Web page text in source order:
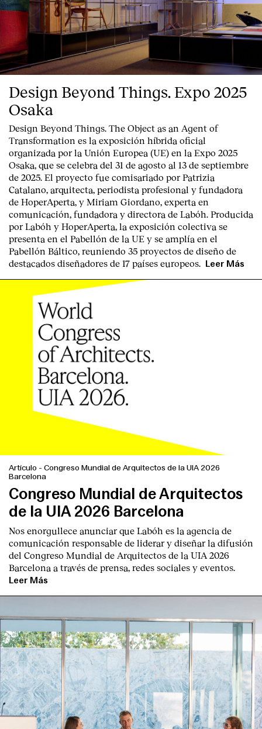
Design Beyond Things. Expo 2025
Osaka
Design Beyond Things. The Object as an Agent of
Transformation es la exposición híbrida oficial
organizada por la Unión Europea (UE) en la Expo 2025
Osaka, que se celebra del 31 de agosto al 13 de septiembre
de 2025. El proyecto fue comisariado porPatrizia
Catalano, arquitecta, periodista profesional y fundadora
de HoperAperta, y Miriam Giordano, experta en
comunicación, fundadora y directora de Labóh. Producida
porLabóh y HoperAperta, la exposición colectiva se
presenta en el Pabellón de la UE y se amplía en el
Pabellón Báltico, reuniendo 35 proyectos de diseño de
destacados diseñadores de 17 países europeos. Leer Más
Artículo - Congreso Mundial de Arquitectos de la UIA 2026
Barcelona
Congreso Mundial de Arquitectos
de la UIA 2026 Barcelona
Nos enorgullece anunciar que Labóh es la agencia de
comunicación responsable de liderar y diseñar la difusión
del Congreso Mundial de Arquitectos de la UIA 2026
Barcelona a través de prensa, redes sociales y eventos.
Leer Más